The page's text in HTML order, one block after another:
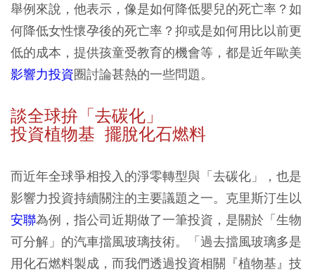
舉例來說，他表示，像是如何降低嬰兒的死亡率？如
何降低女性懷孕後的死亡率？抑或是如何用比以前更
低的成本，提供孩童受教育的機會等，都是近年歐美
影響力投資圈討論甚熱的一些問題。
談全球拚「去碳化」
投資植物基 擺脫化石燃料
而近年全球爭相投入的淨零轉型與「去碳化」，也是
影響力投資持續關注的主要議題之一。克里斯汀生以
安聯為例，指公司近期做了一筆投資，是關於「生物
可分解」的汽車擋風玻璃技術。「過去擋風玻璃多是
用化石燃料製成，而我們透過投資相關『植物基』技